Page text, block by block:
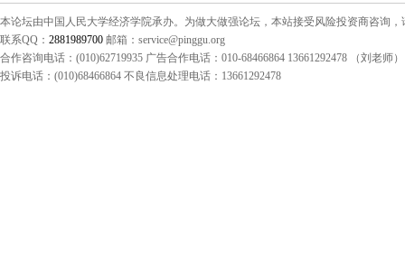
本论坛由中国人民大学经济学院承办。为做大做强论坛，本站接受风险投资商咨询，
联系QQ： 2881989700 邮箱：service@pinggu.org
合作咨询电话：(010)62719935 广告合作电话：010-68466864 13661292478 （刘老师）
投诉电话：(010)68466864 不良信息处理电话：13661292478